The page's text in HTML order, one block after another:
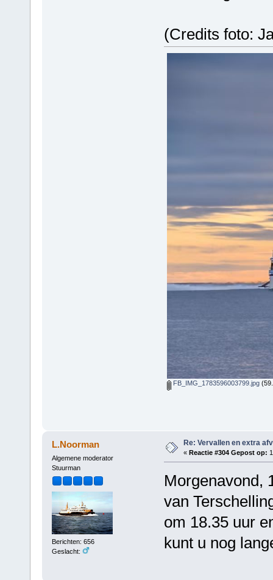
(Credits foto:
FB_IMG_1783596003799.jpg
L.Noorman
Algemene moderator
Stuurman
Berichten: 656
Geslacht:
Re: Vervallen en extra
« Reactie #304 Gepost op:
Morgenavond,
van
om 18.35 uur
kunt u nog